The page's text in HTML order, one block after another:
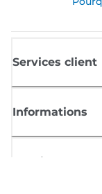
Services client
Informations
Boutique